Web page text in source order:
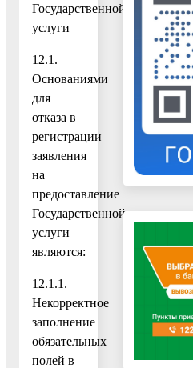
Государственной
услуги
12.1.
Основаниями
для
отказа в
регистрации
заявления
на
предоставление
Государственной
услуги
являются:
12.1.1.
Некорректное
заполнение
обязательных
полей в